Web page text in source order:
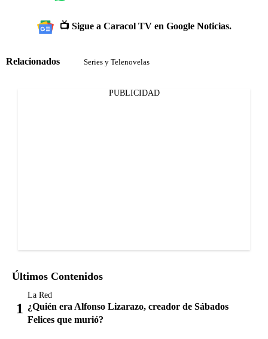
📺 Sigue a Caracol TV en Google Noticias.
Relacionados Series y Telenovelas
PUBLICIDAD
Últimos Contenidos
La Red
¿Quién era Alfonso Lizarazo, creador de Sábados
Felices que murió?